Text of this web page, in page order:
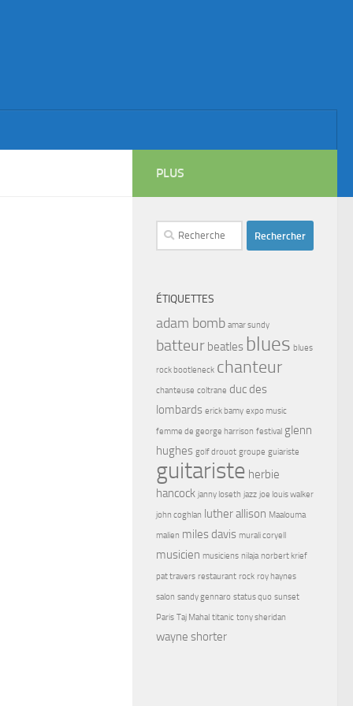
PLUS
Rechercher :
ÉTIQUETTES
adam bomb amar sundy
batteur beatles blues blues
rock bootleneck chanteur
chanteuse coltrane duc des
lombards erick bamy expo music
femme de george harrison festival glenn
hughes golf drouot groupe guiariste
guitariste herbie
hancock janny loseth jazz joe louis walker
john coghlan luther allison Maalouma
malien miles davis murali coryell
musicien musiciens nilaja norbert krief
pat travers restaurant rock roy haynes
salon sandy gennaro status quo sunset
Paris Taj Mahal titanic tony sheridan
wayne shorter